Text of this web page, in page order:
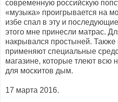
современную российскую
«музыка» проигрывается на
избе спал в эту и
этого мне принесли матрас.
накрывался простыней. Также
применяют специальные
магазине, которые тлеют всю
для москитов дым.
17 марта 2016.